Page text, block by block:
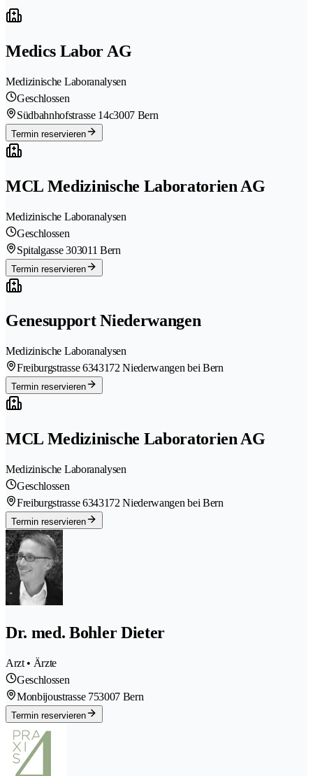
Medics Labor AG
Medizinische Laboranalysen
Geschlossen
Südbahnhofstrasse 14c3007 Bern
Termin reservieren
MCL Medizinische Laboratorien AG
Medizinische Laboranalysen
Geschlossen
Spitalgasse 303011 Bern
Termin reservieren
Genesupport Niederwangen
Medizinische Laboranalysen
Freiburgstrasse 6343172 Niederwangen bei Bern
Termin reservieren
MCL Medizinische Laboratorien AG
Medizinische Laboranalysen
Geschlossen
Freiburgstrasse 6343172 Niederwangen bei Bern
Termin reservieren
Dr. med. Bohler Dieter
Arzt • Ärzte
Geschlossen
Monbijoustrasse 753007 Bern
Termin reservieren